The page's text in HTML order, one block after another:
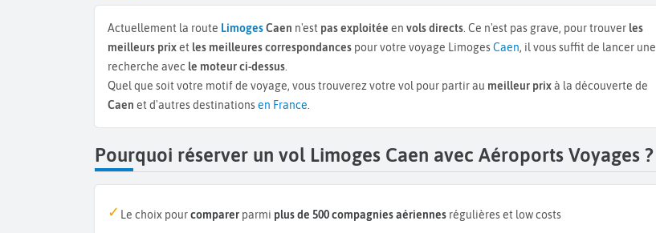
Actuellement la route LimogesCaen n'est pas exploitée en vols directs. Ce n'est pas grave, pour trouver les
meilleurs prixet les meilleures correspondances pour votre voyage LimogesCaen, il vous suffit de lancer une
recherche avec le moteur ci-dessus.
Quel que soit votre motif de voyage, vous trouverez votre vol pour partir au meilleur prixà la découverte de
Caen et d'autres destinationsen France.
Pourquoi réserver un vol Limoges Caen avec Aéroports Voyages ?
Le choix pourcomparer parmi plus de 500 compagnies aériennes régulières et low costs